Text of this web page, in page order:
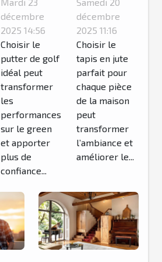
golf idéal
pour votre
style de
jeu ?
Mardi 23
décembre
2025 14:56
Choisir le
putter de golf
idéal peut
transformer
les
performances
sur le green
et apporter
plus de
confiance...
jute idéal
pour
chaque
pièce de
la maison
?
Samedi 20
décembre
2025 11:16
Choisir le
tapis en jute
parfait pour
chaque pièce
de la maison
peut
transformer
l’ambiance et
améliorer le...